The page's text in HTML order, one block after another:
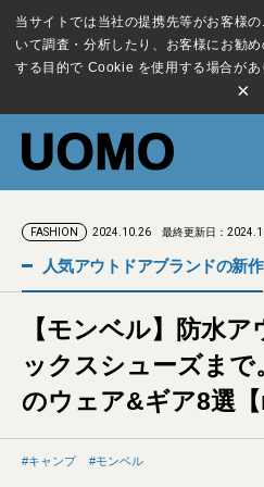
当サイトでは当社の提携先等がお客様
いて調査・分析したり、お客様にお勧
する目的で Cookie を使用する場合があ
×
FASHION 2024.10.26 最終更新日：
人気アウトドアブランドの新作
【モンベル】防水
ックスシューズまで
のウェア&ギア8選【
キャンプ モンベル